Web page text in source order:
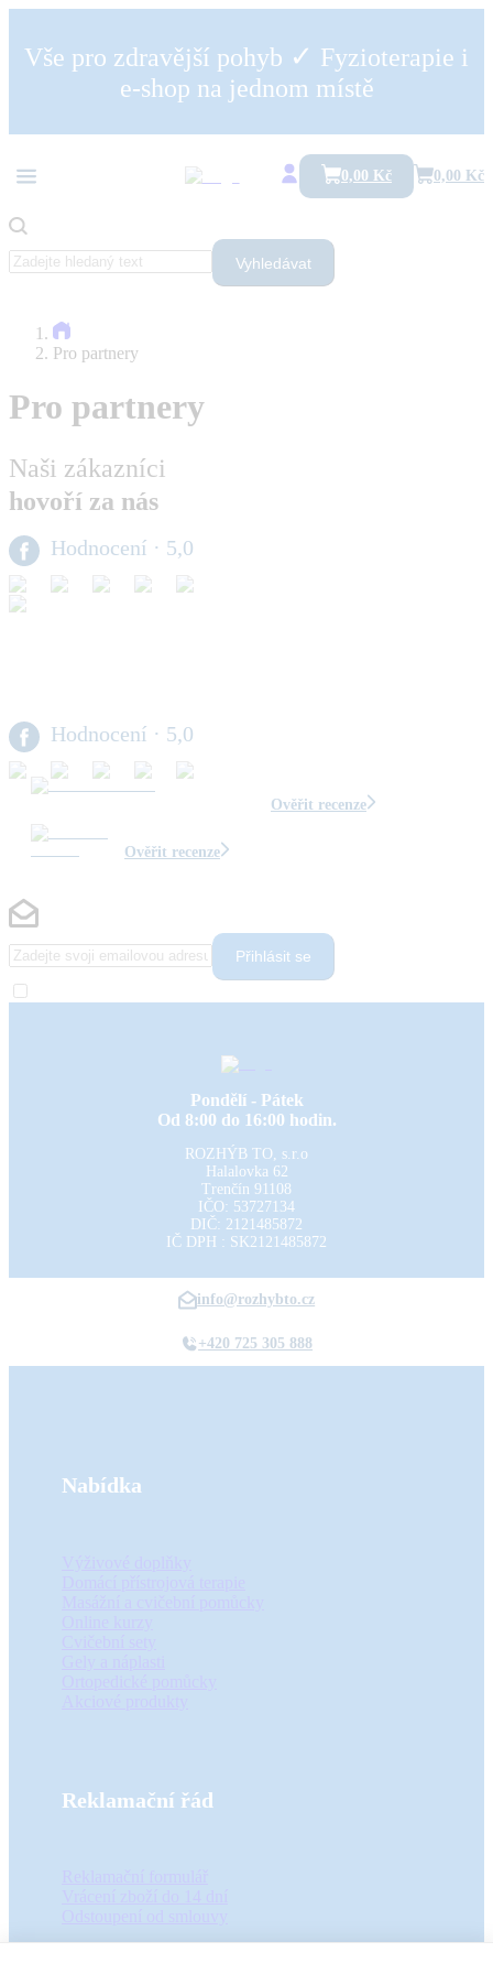
Vše pro zdravější pohyb ✓ Fyzioterapie i
e-shop na jednom místě
Vyhledávat
0,00 Kč 0,00 Kč
Pro partnery
Pro partnery
Naši zákazníci
hovoří za nás
Hodnocení · 5,0
Hodnocení · 5,0
Ověřit recenze
Ověřit recenze
Přihlásit se
Pondělí - Pátek
Od 8:00 do 16:00 hodin.
ROZHÝB TO, s.r.o
Halalovka 62
Trenčín 91108
IČO: 53727134
DIČ: 2121485872
IČ DPH : SK2121485872
info@rozhybto.cz
+420 725 305 888
Nabídka
Reklamační řád